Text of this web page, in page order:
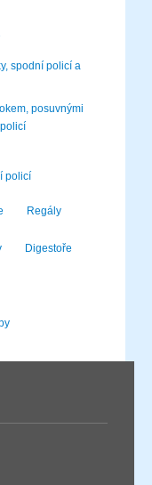
spodní policí a
posuvnými
policí
Regály
Digestoře